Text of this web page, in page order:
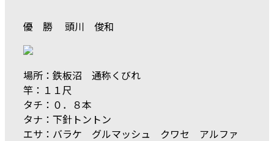
優 勝 頭川 俊和
場所：鉄板沼 通称くびれ
竿：１１尺
タチ：０．８本
タナ：下針トントン
エサ：バラケ グルマッシュ クワセ アルファ